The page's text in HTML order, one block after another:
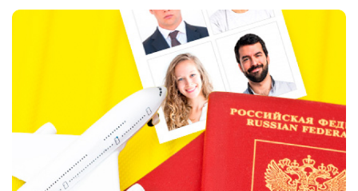
Фотоподарки
Багетная мастерская